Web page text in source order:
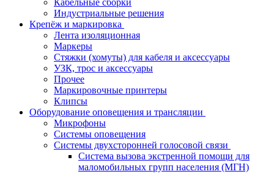
Кабельные сборки
Индустриальные решения
Крепёж и маркировка
Лента изоляционная
Маркеры
Стяжки (хомуты) для кабеля и аксессуары
УЗК, трос и аксессуары
Прочее
Маркировочные принтеры
Клипсы
Оборудование оповещения и трансляции
Микрофоны
Системы оповещения
Системы двухсторонней голосовой связи
Система вызова экстренной помощи для
маломобильных групп населения (МГН)